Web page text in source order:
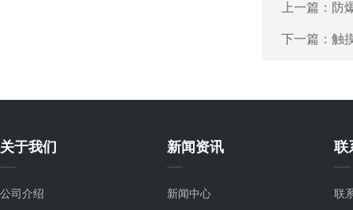
上一篇： 防
下一篇： 触
关于我们
公司介绍
新闻资讯
新闻中心
联
联